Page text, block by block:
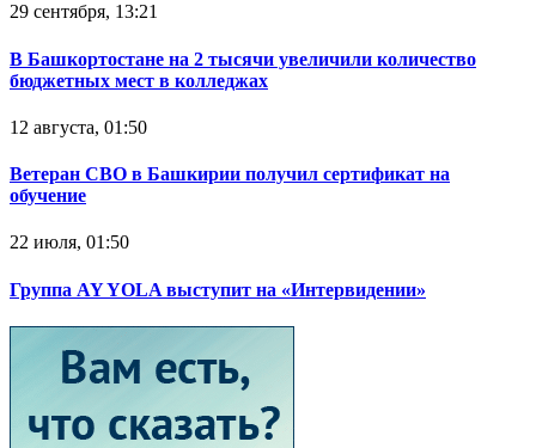
29 сентября, 13:21
В Башкортостане на 2 тысячи увеличили количество
бюджетных мест в колледжах
12 августа, 01:50
Ветеран СВО в Башкирии получил сертификат на
обучение
22 июля, 01:50
Группа AY YOLA выступит на «Интервидении»